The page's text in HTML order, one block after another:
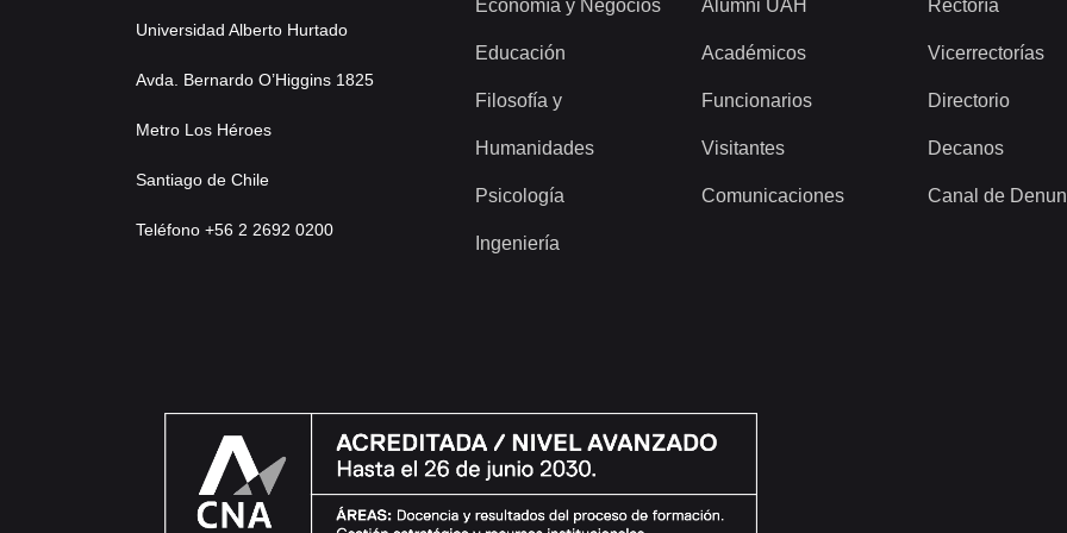
Universidad Alberto Hurtado
Avda. Bernardo O’Higgins 1825
Metro Los Héroes
Santiago de Chile
Teléfono +56 2 2692 0200
Economía y Negocios
Educación
Filosofía y
Humanidades
Psicología
Ingeniería
Alumni UAH
Académicos
Funcionarios
Visitantes
Comunicaciones
Rectoría
Vicerrectorías
Directorio
Decanos
Canal de